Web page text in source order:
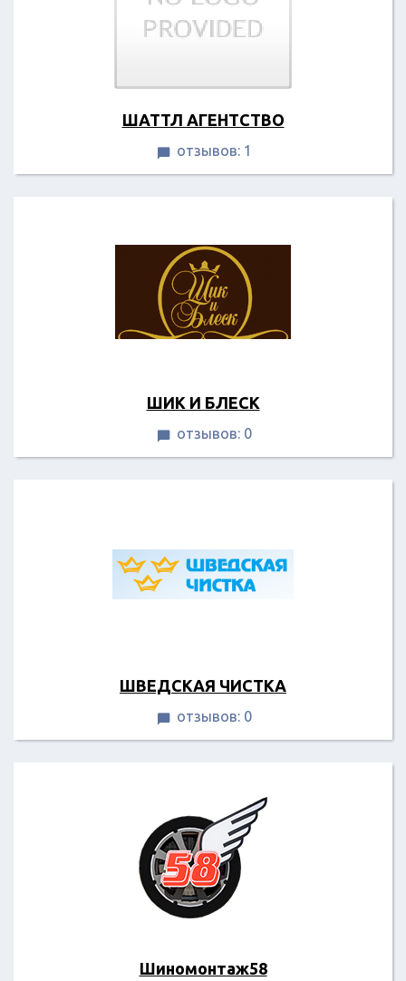
ШАТТЛ АГЕНТСТВО
 отзывов: 1
ШИК И БЛЕСК
 отзывов: 0
ШВЕДСКАЯ ЧИСТКА
 отзывов: 0
Шиномонтаж58